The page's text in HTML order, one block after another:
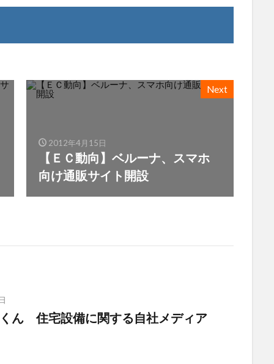
Next
2012年4月15日
【ＥＣ動向】ベルーナ、スマホ
向け通販サイト開設
ん 住宅設備に関する自社メディア